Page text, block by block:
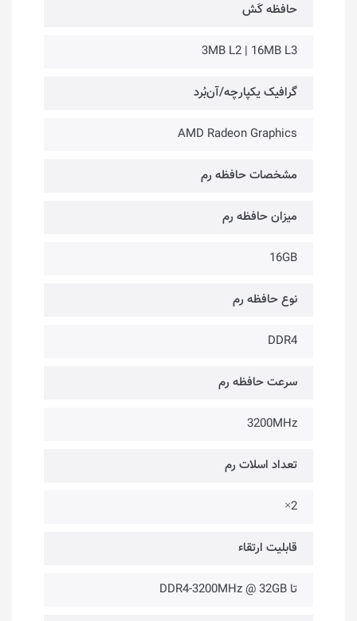
حافظه کَش
3MB L2 | 16MB L3
گرافیک یکپارچه/آن‌بُرد
AMD Radeon Graphics
مشخصات حافظه رم
میزان حافظه رم
16GB
نوع حافظه رم
DDR4
سرعت حافظه رم
3200MHz
تعداد اسلات رم
2×
قابلیت ارتقاء
تا DDR4-3200MHz @ 32GB